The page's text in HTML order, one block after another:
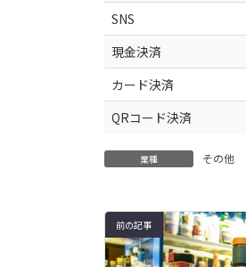
SNS
現金決済
カード決済
QRコード決済
業種 その他
前の記事